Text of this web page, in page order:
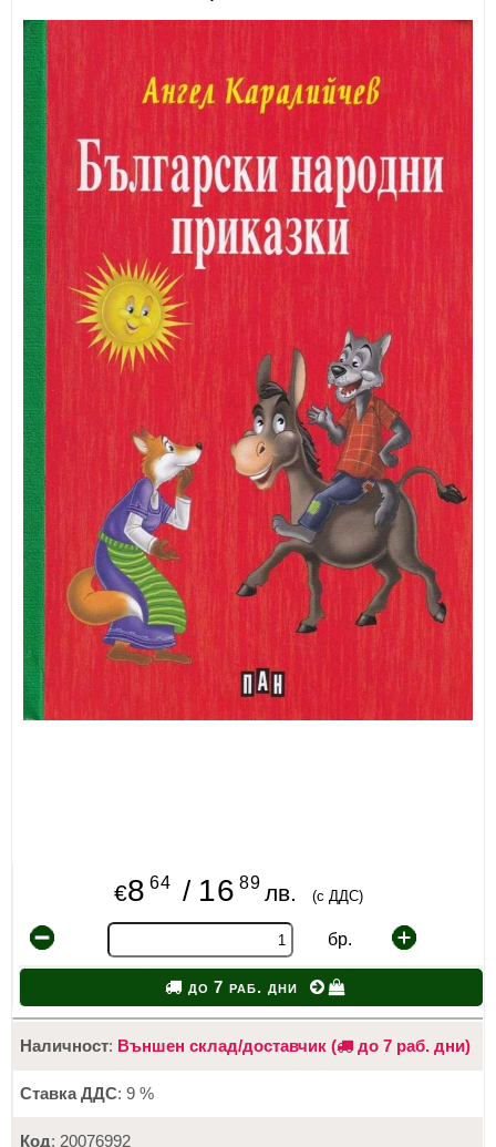
СПОРТ
МЕБЕЛИ И ОБОРУДВАНЕ
КАНЦЕЛАРСКИ МАТЕРИАЛИ
КНИГИ И УЧЕБНИЦИ
БДП
ПРОМОЦИИ
S.T.E.M.
ИНСТРУМЕНТИ
€8 64 / 16 89 лв. (с ДДС)
бр.
до 7 раб. дни
Наличност: Външен склад/доставчик ( до 7 раб. дни)
Ставка ДДС: 9 %
Код: 20076992